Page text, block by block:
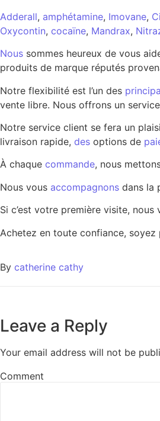
Adderall, amphétamine, Imovane,
Oxycontin, cocaïne, Mandrax,
Nous sommes heureux de vous
produits de marque réputés
Notre flexibilité est l’un des
vente libre. Nous offrons un
Notre service client se fera un
livraison rapide, des options de
À chaque commande, nous
Nous vous accompagnons dans la
Si c’est votre première visite,
Achetez en toute confiance,
By catherine cathy
Leave a Reply
Your email address will not be
Comment